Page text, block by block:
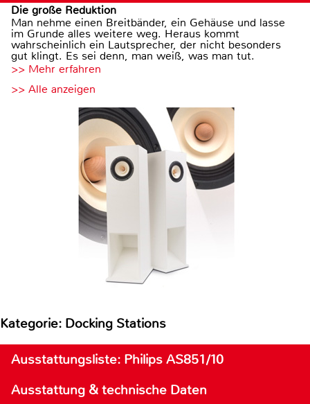
Die große Reduktion
Man nehme einen Breitbänder, ein Gehäuse und lasse
im Grunde alles weitere weg. Heraus kommt
wahrscheinlich ein Lautsprecher, der nicht besonders
gut klingt. Es sei denn, man weiß, was man tut.
>> Mehr erfahren
>> Alle anzeigen
Kategorie: Docking Stations
Ausstattungsliste: Philips AS851/10
Ausstattung & technische Daten